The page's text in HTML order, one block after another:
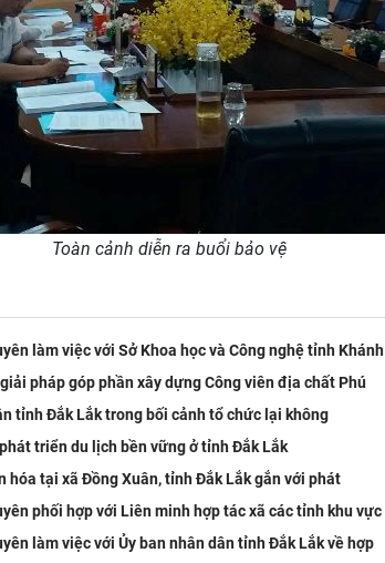
Toàn cảnh diễn ra buổi bảo vệ
làm việc với Sở Khoa học và Công nghệ tỉnh Khánh
pháp góp phần xây dựng Công viên địa chất Phú
tỉnh Đắk Lắk trong bối cảnh tổ chức lại không
triển du lịch bền vững ở tỉnh Đắk Lắk
tại xã Đồng Xuân, tỉnh Đắk Lắk gắn với phát
phối hợp với Liên minh hợp tác xã các tỉnh khu vực
làm việc với Ủy ban nhân dân tỉnh Đắk Lắk về hợp